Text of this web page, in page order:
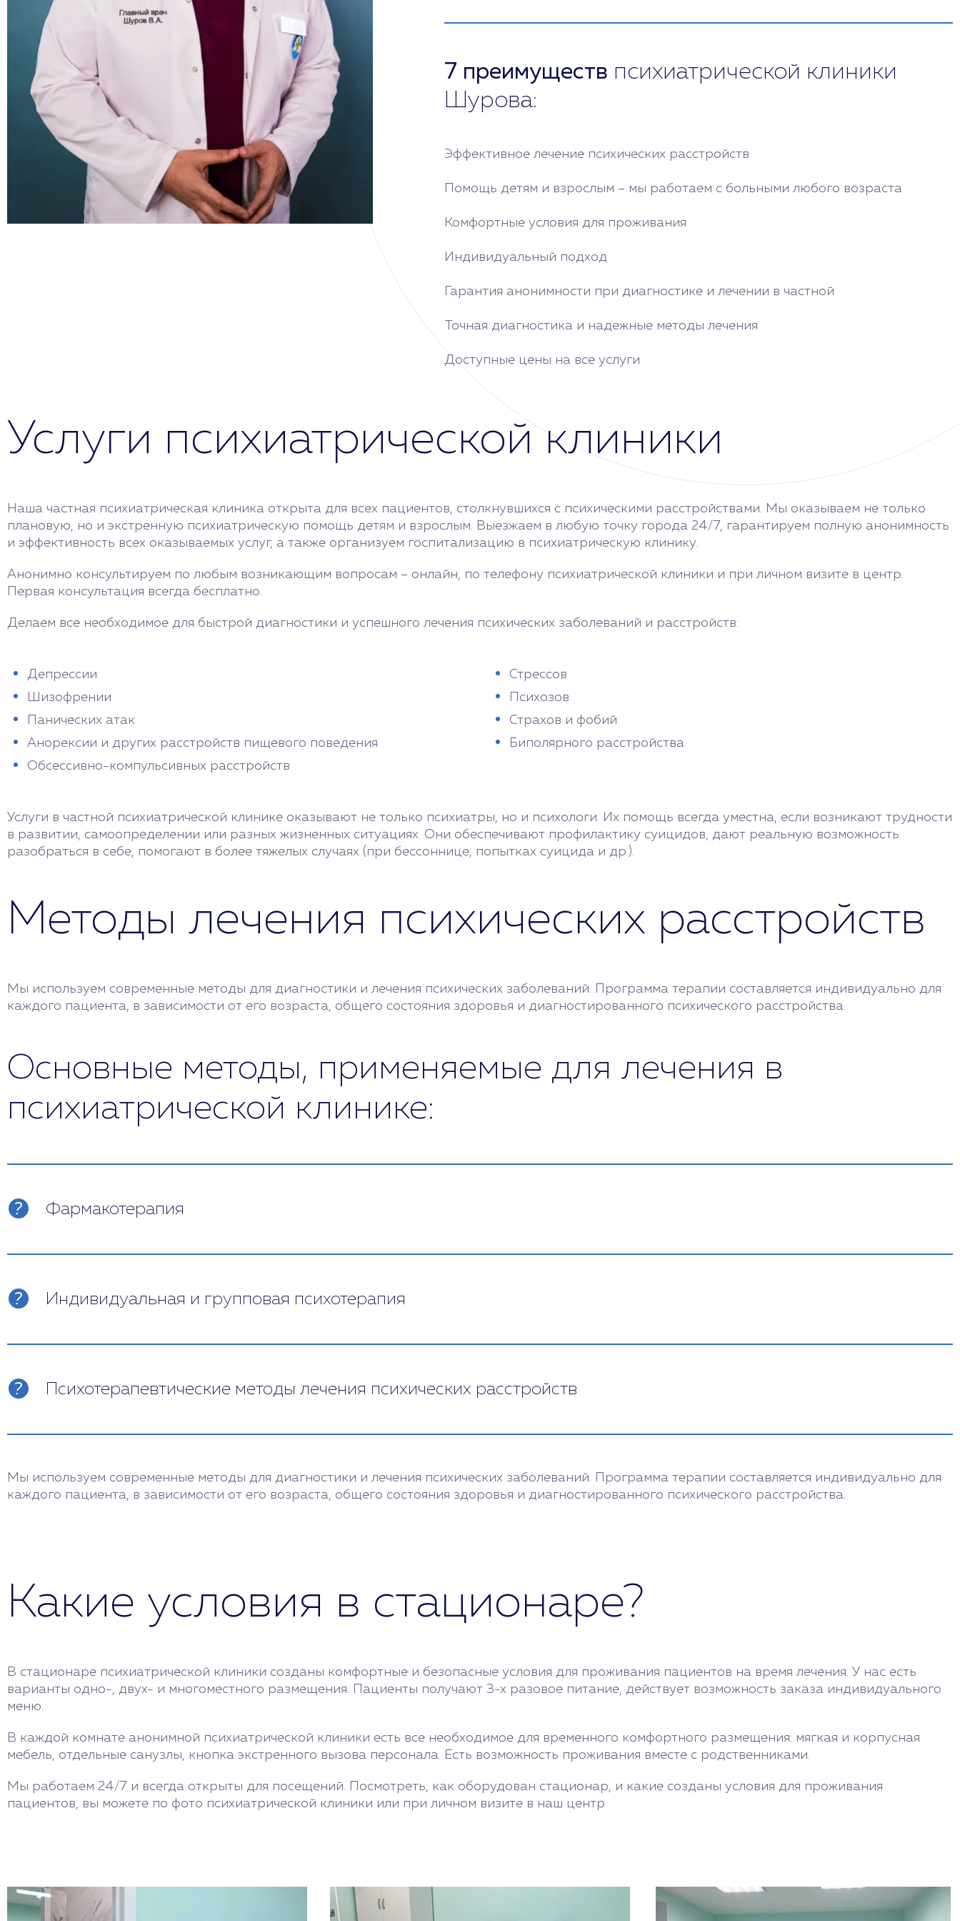
7 преимуществ психиатрической клиники
Шурова:
Эффективное лечение психических расстройств
Помощь детям и взрослым – мы работаем с больными любого возраста
Комфортные условия для проживания
Индивидуальный подход
Гарантия анонимности при диагностике и лечении в частной
Точная диагностика и надежные методы лечения
Доступные цены на все услуги
Услуги психиатрической клиники
Наша частная психиатрическая клиника открыта для всех пациентов, столкнувшихся с психическими расстройствами. Мы оказываем не только
плановую, но и экстренную психиатрическую помощь детям и взрослым. Выезжаем в любую точку города 24/7, гарантируем полную анонимность
и эффективность всех оказываемых услуг, а также организуем госпитализацию в психиатрическую клинику.
Анонимно консультируем по любым возникающим вопросам – онлайн, по телефону психиатрической клиники и при личном визите в центр.
Первая консультация всегда бесплатно.
Делаем все необходимое для быстрой диагностики и успешного лечения психических заболеваний и расстройств:
Депрессии
Стрессов
Шизофрении
Психозов
Панических атак
Страхов и фобий
Анорексии и других расстройств пищевого поведения
Биполярного расстройства
Обсессивно-компульсивных расстройств
Услуги в частной психиатрической клинике оказывают не только психиатры, но и психологи. Их помощь всегда уместна, если возникают трудности
в развитии, самоопределении или разных жизненных ситуациях. Они обеспечивают профилактику суицидов, дают реальную возможность
разобраться в себе, помогают в более тяжелых случаях (при бессоннице, попытках суицида и др.).
Методы лечения психических расстройств
Мы используем современные методы для диагностики и лечения психических заболеваний. Программа терапии составляется индивидуально для
каждого пациента, в зависимости от его возраста, общего состояния здоровья и диагностированного психического расстройства.
Основные методы, применяемые для лечения в
психиатрической клинике:
Фармакотерапия
Лечение тяжелых расстройств по международным протоколам. Используем только надежные и оригинальные препараты.
Индивидуальная и групповая психотерапия
Сеансы ведут психотерапевты с большим клиническим опытом.
Психотерапевтические методы лечения психических расстройств
Когнитивные тренинги, арт-терапия, аудиовизуальная стимуляция, работа по разным моделям («12 шагов», «Миннесотская модель» и др.).
Мы используем современные методы для диагностики и лечения психических заболеваний. Программа терапии составляется индивидуально для
каждого пациента, в зависимости от его возраста, общего состояния здоровья и диагностированного психического расстройства.
Какие условия в стационаре?
В стационаре психиатрической клиники созданы комфортные и безопасные условия для проживания пациентов на время лечения. У нас есть
варианты одно-, двух- и многоместного размещения. Пациенты получают 3-х разовое питание, действует возможность заказа индивидуального
меню.
В каждой комнате анонимной психиатрической клиники есть все необходимое для временного комфортного размещения: мягкая и корпусная
мебель, отдельные санузлы, кнопка экстренного вызова персонала. Есть возможность проживания вместе с родственниками.
Мы работаем 24/7 и всегда открыты для посещений. Посмотреть, как оборудован стационар, и какие созданы условия для проживания
пациентов, вы можете по фото психиатрической клиники или при личном визите в наш центр